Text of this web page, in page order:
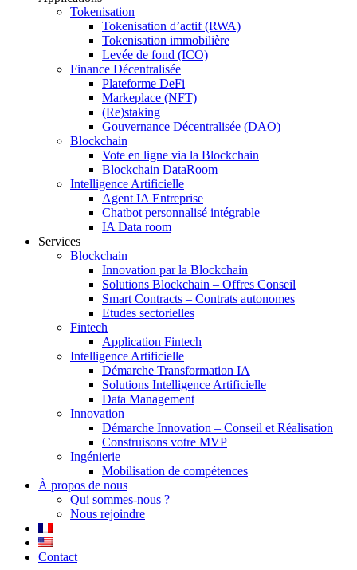
Tokenisation
Tokenisation d’actif (RWA)
Tokenisation immobilière
Levée de fond (ICO)
Finance Décentralisée
Plateforme DeFi
Markeplace (NFT)
(Re)staking
Gouvernance Décentralisée (DAO)
Blockchain
Vote en ligne via la Blockchain
Blockchain DataRoom
Intelligence Artificielle
Agent IA Entreprise
Chatbot personnalisé intégrable
IA Data room
Services
Blockchain
Innovation par la Blockchain
Solutions Blockchain – Offres Conseil
Smart Contracts – Contrats autonomes
Etudes sectorielles
Fintech
Application Fintech
Intelligence Artificielle
Démarche Transformation IA
Solutions Intelligence Artificielle
Data Management
Innovation
Démarche Innovation – Conseil et Réalisation
Construisons votre MVP
Ingénierie
Mobilisation de compétences
À propos de nous
Qui sommes-nous ?
Nous rejoindre
Contact